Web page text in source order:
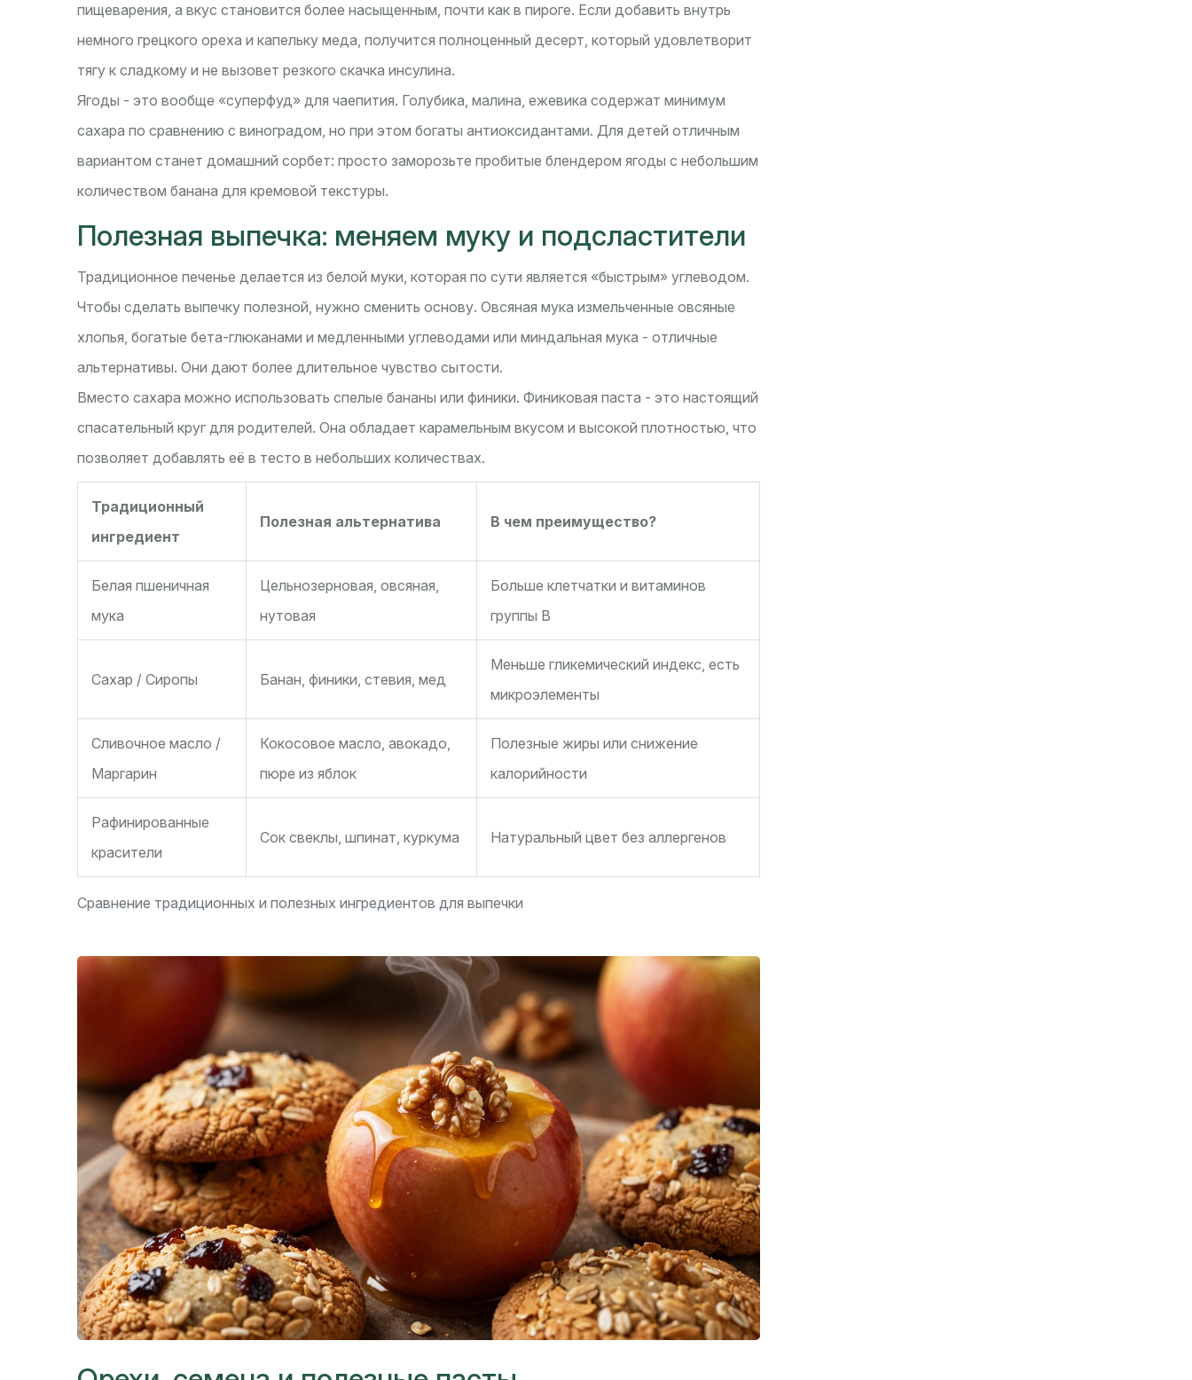
пищеварения, а вкус становится более насыщенным, почти как в пироге. Если добавить внутрь
немного грецкого ореха и капельку меда, получится полноценный десерт, который удовлетворит
тягу к сладкому и не вызовет резкого скачка инсулина.
Ягоды - это вообще «суперфуд» для чаепития. Голубика, малина, ежевика содержат минимум
сахара по сравнению с виноградом, но при этом богаты антиоксидантами. Для детей отличным
вариантом станет домашний сорбет: просто заморозьте пробитые блендером ягоды с небольшим
количеством банана для кремовой текстуры.
Полезная выпечка: меняем муку и подсластители
Традиционное печенье делается из белой муки, которая по сути является «быстрым» углеводом.
Чтобы сделать выпечку полезной, нужно сменить основу. Овсяная мука измельченные овсяные
хлопья, богатые бета-глюканами и медленными углеводами или миндальная мука - отличные
альтернативы. Они дают более длительное чувство сытости.
Вместо сахара можно использовать спелые бананы или финики. Финиковая паста - это настоящий
спасательный круг для родителей. Она обладает карамельным вкусом и высокой плотностью, что
позволяет добавлять её в тесто в небольших количествах.
Сравнение традиционных и полезных ингредиентов для выпечки
Традиционный
ингредиент
Полезная альтернатива В чем преимущество?
Белая пшеничная
мука
Цельнозерновая, овсяная,
нутовая
Больше клетчатки и витаминов
группы B
Сахар / Сиропы Банан, финики, стевия, мед
Меньше гликемический индекс, есть
микроэлементы
Сливочное масло /
Маргарин
Кокосовое масло, авокадо,
пюре из яблок
Полезные жиры или снижение
калорийности
Рафинированные
красители
Сок свеклы, шпинат, куркума Натуральный цвет без аллергенов